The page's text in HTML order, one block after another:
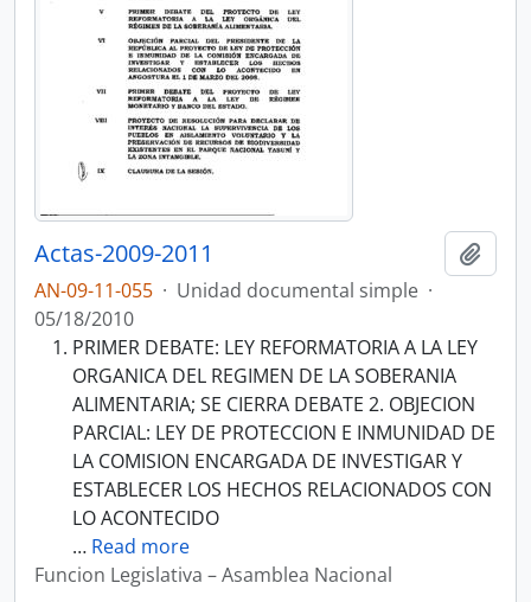
Actas-2009-2011
AN-09-11-055 · Unidad documental simple ·
05/18/2010
PRIMER DEBATE: LEY REFORMATORIA A LA LEY
ORGANICA DEL REGIMEN DE LA SOBERANIA
ALIMENTARIA; SE CIERRA DEBATE 2. OBJECION
PARCIAL: LEY DE PROTECCION E INMUNIDAD DE
LA COMISION ENCARGADA DE INVESTIGAR Y
ESTABLECER LOS HECHOS RELACIONADOS CON
LO ACONTECIDO
… Read more
Funcion Legislativa – Asamblea Nacional